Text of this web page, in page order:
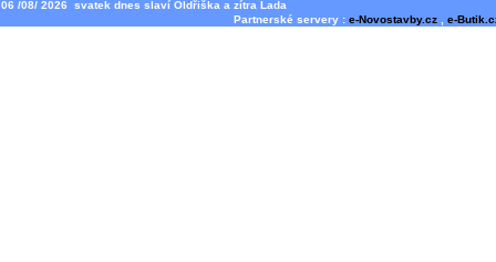
06 /08/ 2026 svatek dnes slaví Oldřiška a zítra Lada
Partnerské servery : e-Novostavby.cz e-